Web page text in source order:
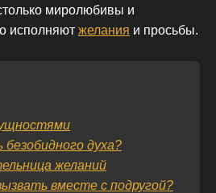
миролюбивы и
исполняют желания и просьбы.
безобидного духа?
желаний
вместе с подругой?